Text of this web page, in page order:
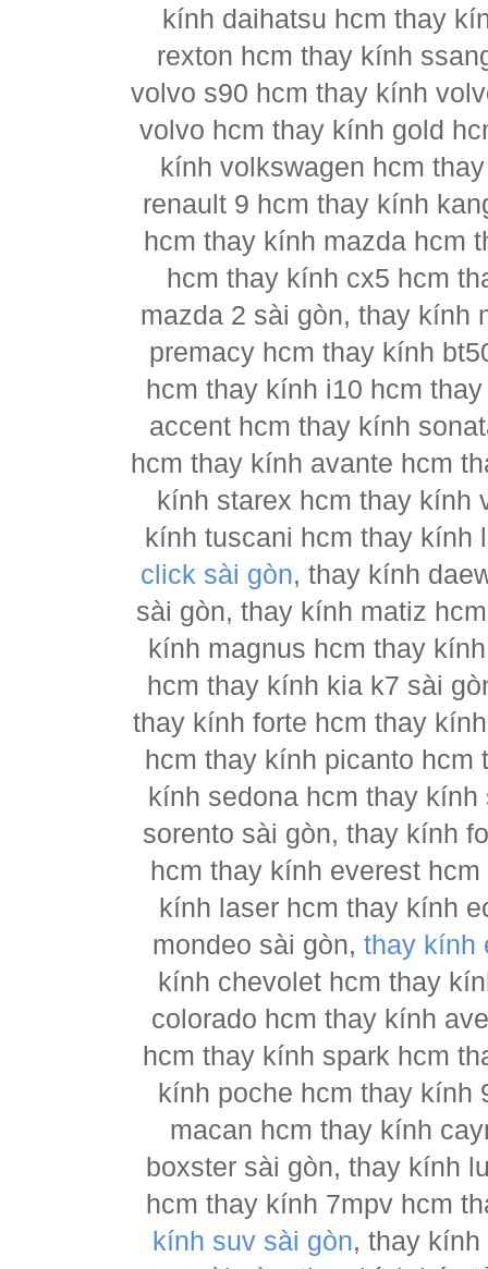
kính daihatsu hcm thay
rexton hcm thay kính
volvo s90 hcm thay kính
volvo hcm thay kính gold
kính volkswagen hcm
renault 9 hcm thay kính
hcm thay kính mazda hcm
hcm thay kính cx5 hcm
mazda 2 sài gòn, thay kính
premacy hcm thay kính
hcm thay kính i10 hcm
accent hcm thay kính
hcm thay kính avante hcm
kính starex hcm thay kính
kính tuscani hcm thay
click sài gòn, thay kính
sài gòn, thay kính matiz
kính magnus hcm thay
hcm thay kính kia k7 sài
thay kính forte hcm thay
hcm thay kính picanto
kính sedona hcm thay
sorento sài gòn, thay kính
hcm thay kính everest
kính laser hcm thay kính
mondeo sài gòn, thay kính
kính chevolet hcm thay
colorado hcm thay kính
hcm thay kính spark hcm
kính poche hcm thay kính
macan hcm thay kính
boxster sài gòn, thay kính
hcm thay kính 7mpv hcm
kính suv sài gòn, thay